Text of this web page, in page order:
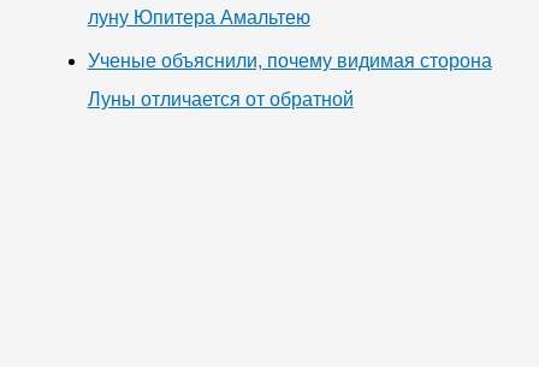
луну Юпитера Амальтею
Ученые объяснили, почему видимая сторона
Луны отличается от обратной